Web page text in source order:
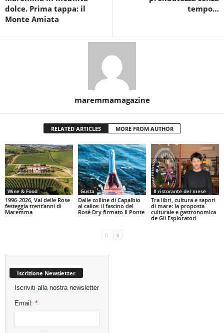
dolce. Prima tappa: il
Monte Amiata
tempo…
maremmamagazine
RELATED ARTICLES MORE FROM AUTHOR
Wine & Food
1996-2026, Val delle Rose
festeggia trent’anni di
Maremma
Gusta
Dalle colline di Capalbio
al calice: il fascino del
Rosé Dry firmato Il Ponte
Il ristorante del mese
Tra libri, cultura e sapori
di mare: la proposta
culturale e gastronomica
de Gli Esploratori
Iscrizione Newsletter
Iscriviti alla nostra newsletter
Email:*